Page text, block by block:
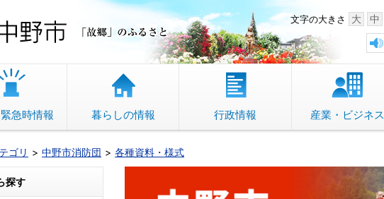
中野市 「故郷」のふるさと文字の大きさ 大 中
急時情報 暮らしの情報 行政情報 産業・ビジネス
ゴリ 中野市消防団 各種資料・様式
探す